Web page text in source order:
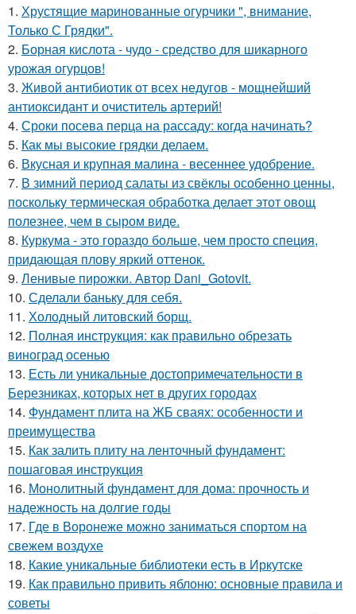
1. Хрустящие маринованные огурчики ", внимание,
Только С Грядки".
2. Борная кислота - чудо - средство для шикарного
урожая огурцов!
3. Живой антибиотик от всех недугов - мощнейший
антиоксидант и очиститель артерий!
4. Сроки посева перца на рассаду: когда начинать?
5. Как мы высокие грядки делаем.
6. Вкусная и крупная малина - весеннее удобрение.
7. В зимний период салаты из свёклы особенно ценны,
поскольку термическая обработка делает этот овощ
полезнее, чем в сыром виде.
8. Куркума - это гораздо больше, чем просто специя,
придающая плову яркий оттенок.
9. Ленивые пирожки. Автор Dani_Gotovit.
10. Сделали баньку для себя.
11. Холодный литовский борщ.
12. Полная инструкция: как правильно обрезать
виноград осенью
13. Есть ли уникальные достопримечательности в
Березниках, которых нет в других городах
14. Фундамент плита на ЖБ сваях: особенности и
преимущества
15. Как залить плиту на ленточный фундамент:
пошаговая инструкция
16. Монолитный фундамент для дома: прочность и
надежность на долгие годы
17. Где в Воронеже можно заниматься спортом на
свежем воздухе
18. Какие уникальные библиотеки есть в Иркутске
19. Как правильно привить яблоню: основные правила и
советы